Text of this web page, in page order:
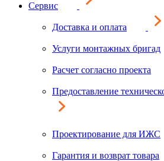
Сервис
Доставка и оплата
Услуги монтажных бригад
Расчет согласно проекта
Предоставление
Проектирование для ИЖС
Гарантия и возврат товара